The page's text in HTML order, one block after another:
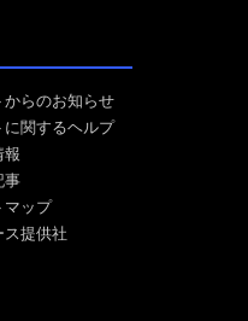
からのお知らせ
に関するヘルプ
報
事
マップ
ス提供社